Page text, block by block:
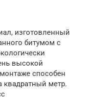
изготовленный
битумом с
высокой
способен
квадратный метр.